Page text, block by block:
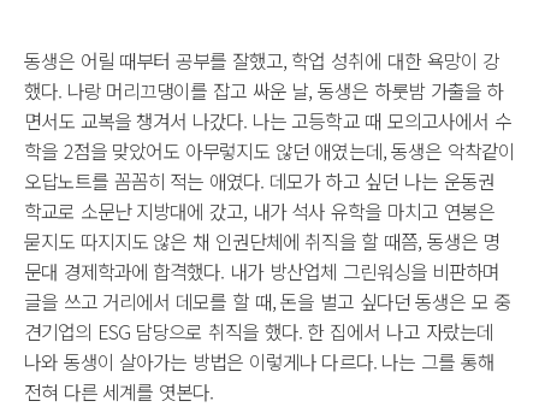
동생은 어릴 때부터 공부를 잘했고, 학업 성취에 대한 욕망이 강
했다. 나랑 머리끄댕이를 잡고 싸운 날, 동생은 하룻밤 가출을 하
면서도 교복을 챙겨서 나갔다. 나는 고등학교 때 모의고사에서 수
학을 2점을 맞았어도 아무렇지도 않던 애였는데, 동생은 악착같이
오답노트를 꼼꼼히 적는 애였다. 데모가 하고 싶던 나는 운동권
학교로 소문난 지방대에 갔고, 내가 석사 유학을 마치고 연봉은
묻지도 따지지도 않은 채 인권단체에 취직을 할 때쯤, 동생은 명
문대 경제학과에 합격했다. 내가 방산업체 그린워싱을 비판하며
글을 쓰고 거리에서 데모를 할 때, 돈을 벌고 싶다던 동생은 모 중
견기업의 ESG 담당으로 취직을 했다. 한 집에서 나고 자랐는데
나와 동생이 살아가는 방법은 이렇게나 다르다. 나는 그를 통해
전혀 다른 세계를 엿본다.